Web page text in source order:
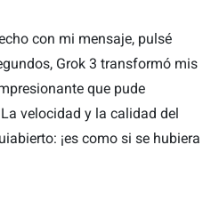
con mi mensaje, pulsé
Grok 3 transformó mis
que pude
velocidad y la calidad del
¡es como si se hubiera